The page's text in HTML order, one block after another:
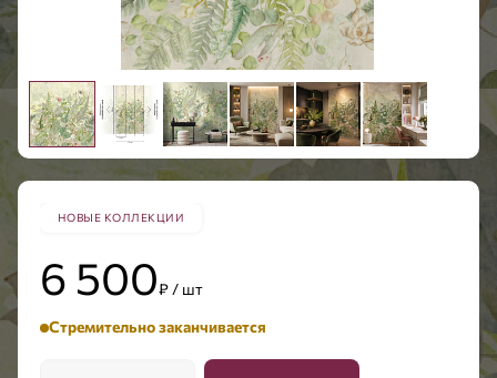
НОВЫЕ КОЛЛЕКЦИИ
6 500₽ / шт
Стремительно заканчивается